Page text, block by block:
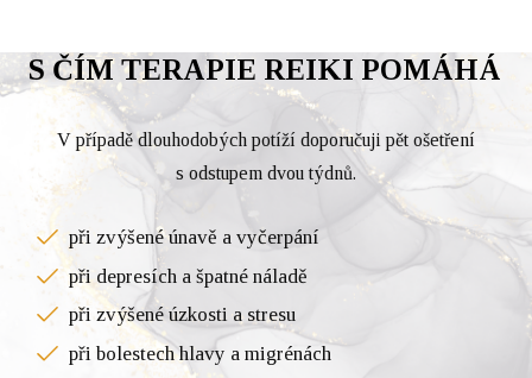
S ČÍM TERAPIE REIKI POMÁHÁ
V případě dlouhodobých potíží doporučuji pět ošetření
s odstupem dvou týdnů.
při zvýšené únavě a vyčerpání
při depresích a špatné náladě
při zvýšené úzkosti a stresu
při bolestech hlavy a migrénách